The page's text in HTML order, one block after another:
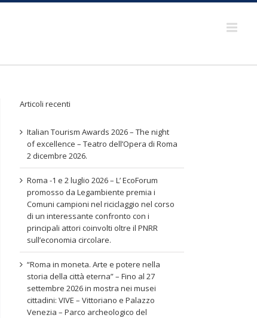
Articoli recenti
Italian Tourism Awards 2026 – The night
of excellence – Teatro dell’Opera di Roma
2 dicembre 2026.
Roma -1 e 2 luglio 2026 – L’ EcoForum
promosso da Legambiente premia i
Comuni campioni nel riciclaggio nel corso
di un interessante confronto con i
principali attori coinvolti oltre il PNRR
sull’economia circolare.
“Roma in moneta. Arte e potere nella
storia della città eterna” – Fino al 27
settembre 2026 in mostra nei musei
cittadini: VIVE – Vittoriano e Palazzo
Venezia – Parco archeologico del